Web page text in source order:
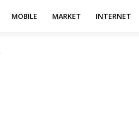
MOBILE MARKET INTERNET